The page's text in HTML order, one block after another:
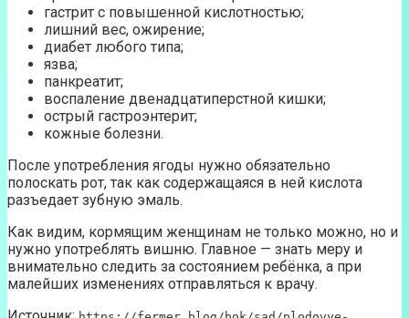
гастрит с повышенной кислотностью;
лишний вес, ожирение;
диабет любого типа;
язва;
панкреатит;
воспаление двенадцатиперстной кишки;
острый гастроэнтерит;
кожные болезни.
После употребления ягоды нужно обязательно
полоскать рот, так как содержащаяся в ней кислота
разъедает зубную эмаль.
Как видим, кормящим женщинам не только можно, но и
нужно употреблять вишню. Главное — знать меру и
внимательно следить за состоянием ребёнка, а при
малейших изменениях отправляться к врачу.